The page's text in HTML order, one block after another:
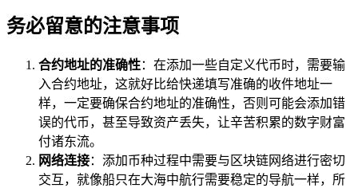
务必留意的注意事项
合约地址的准确性：在添加一些自定义代币时，需要输
入合约地址，这就好比给快递填写准确的收件地址一
样，一定要确保合约地址的准确性，否则可能会添加错
误的代币，甚至导致资产丢失，让辛苦积累的数字财富
付诸东流。
网络连接：添加币种过程中需要与区块链网络进行密切
交互，就像船只在大海中航行需要稳定的导航一样，所